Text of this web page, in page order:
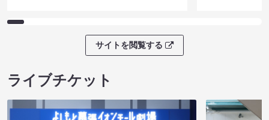
サイトを閲覧する
ライブチケット